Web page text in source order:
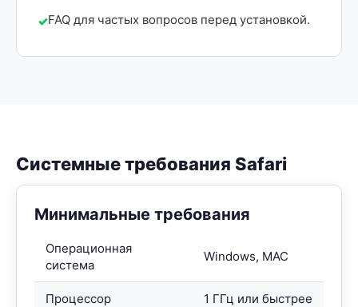
FAQ для частых вопросов перед установкой.
Системные требования Safari
Минимальные требования
Операционная
система
Windows, MAC
Процессор 1 ГГц или быстрее